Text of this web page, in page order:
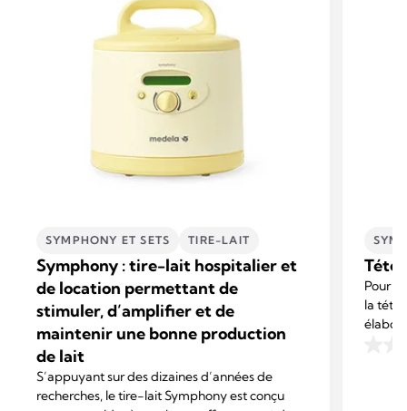
SYMPHONY ET SETS TIRE-LAIT
Symphony : tire-lait hospitalier et
de location permettant de
stimuler, d’amplifier et de
maintenir une bonne production
de lait
S’appuyant sur des dizaines d’années de
recherches, le tire-lait Symphony est conçu
Pour
la